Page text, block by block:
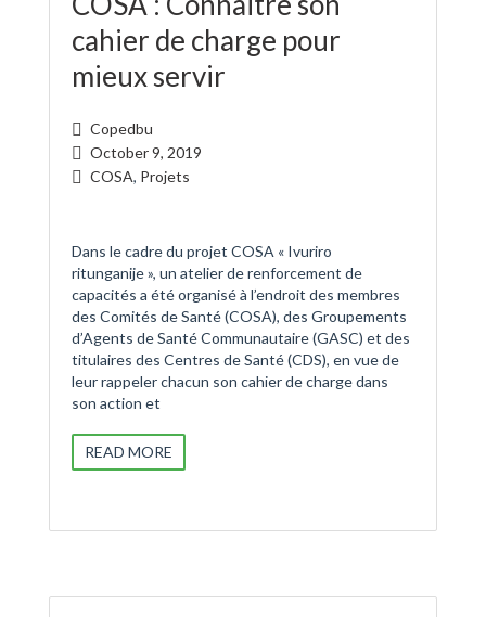
cahier de charge pour
mieux servir
Copedbu
October 9, 2019
COSA, Projets
Dans le cadre du projet COSA « Ivuriro
ritunganije », un atelier de renforcement de
capacités a été organisé à l’endroit des membres
des Comités de Santé (COSA), des Groupements
d’Agents de Santé Communautaire (GASC) et des
titulaires des Centres de Santé (CDS), en vue de
leur rappeler chacun son cahier de charge dans
son action et
READ MORE